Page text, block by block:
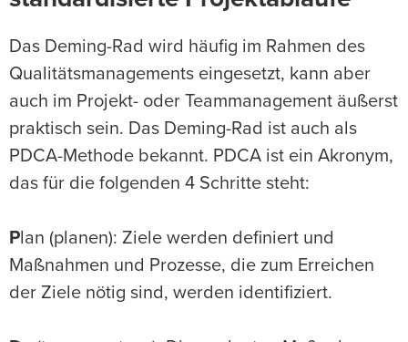
Das Deming-Rad wird häufig im Rahmen des
Qualitätsmanagements eingesetzt, kann aber
auch im Projekt- oder Teammanagement äußerst
praktisch sein. Das Deming-Rad ist auch als
PDCA-Methode bekannt. PDCA ist ein Akronym,
das für die folgenden 4 Schritte steht:
P lan (planen): Ziele werden definiert und
Maßnahmen und Prozesse, die zum Erreichen
der Ziele nötig sind, werden identifiziert.